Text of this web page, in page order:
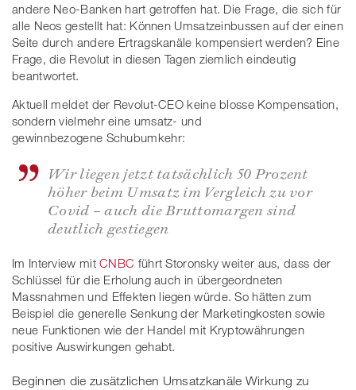
andere Neo-Banken hart getroffen hat. Die Frage, die sich für
alle Neos gestellt hat: Können Umsatzeinbussen auf der einen
Seite durch andere Ertragskanäle kompensiert werden? Eine
Frage, die Revolut in diesen Tagen ziemlich eindeutig
beantwortet.
Aktuell meldet der Revolut-CEO keine blosse Kompensation,
sondern vielmehr eine umsatz- und
gewinnbezogene Schubumkehr:
Wir liegen jetzt tatsächlich 50 Prozent
höher beim Umsatz im Vergleich zu vor
Covid – auch die Bruttomargen sind
deutlich gestiegen
Im Interview mitCNBC führt Storonsky weiter aus, dass der
Schlüssel für die Erholung auch in übergeordneten
Massnahmen und Effekten liegen würde. So hätten zum
Beispiel die generelle Senkung der Marketingkosten sowie
neue Funktionen wie der Handel mit Kryptowährungen
positive Auswirkungen gehabt.
Beginnen die zusätzlichen Umsatzkanäle Wirkung zu